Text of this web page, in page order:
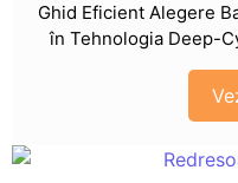
Ghid Eficient Alegere
în Tehnologia Deep-